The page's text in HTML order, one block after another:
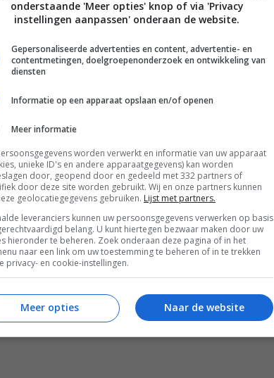
onderstaande 'Meer opties' knop of via 'Privacy
instellingen aanpassen' onderaan de website.
Gepersonaliseerde advertenties en content, advertentie- en
contentmetingen, doelgroepenonderzoek en ontwikkeling van
diensten
Informatie op een apparaat opslaan en/of openen
Meer informatie
worden verwerkt en informatie van uw apparaat
unieke ID's en andere apparaatgegevens) kan worden
door, geopend door en gedeeld met 332 partners of
door deze site worden gebruikt. Wij en onze partners kunnen
geolocatiegegevens gebruiken. Lijst met partners.
leveranciers kunnen uw persoonsgegevens verwerken op basis
belang. U kunt hiertegen bezwaar maken door uw
hieronder te beheren. Zoek onderaan deze pagina of in het
naar een link om uw toestemming te beheren of in te trekken
privacy- en cookie-instellingen.
Naar de website
Meer opties